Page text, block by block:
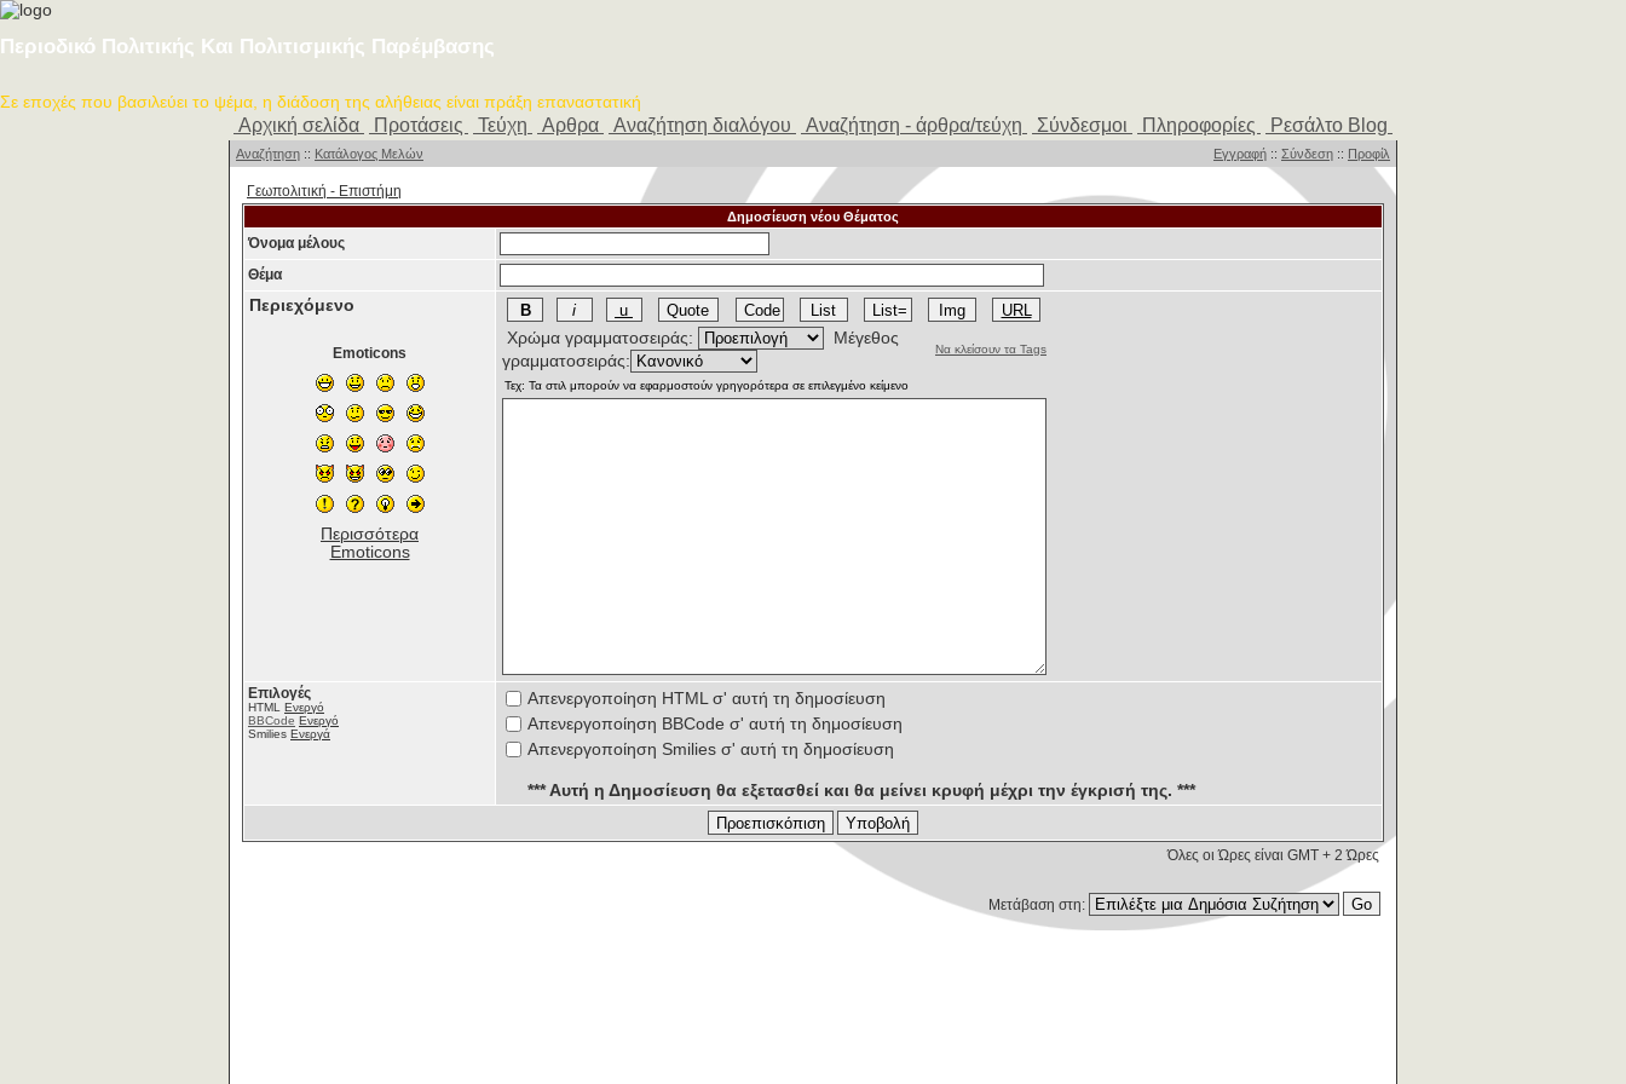
Περιοδικό Πολιτικής Και Πολιτισμικής Παρέμβασης
Σε εποχές που βασιλεύει το ψέμα, η διάδοση της αλήθειας είναι πράξη επαναστατική
Αρχική σελίδα Προτάσεις Τεύχη Αρθρα Αναζήτηση διαλόγου Αναζήτηση - άρθρα/τεύχη Σύνδεσμοι Πληροφορίες Ρεσάλτο Blog
Αναζήτηση :: Κατάλογος Μελών Εγγραφή :: Σύνδεση :: Προφίλ
Γεωπολιτική - Επιστήμη
Δημοσίευση νέου Θέματος
Όνομα μέλους
Θέμα
Περιεχόμενο
Emoticons
Περισσότερα
Emoticons
Χρώμα γραμματοσειράς:
Μέγεθος
γραμματοσειράς:
Να κλείσουν τα Tags
Επιλογές
HTML Ενεργό
BBCode Ενεργό
Smilies Ενεργά
Απενεργοποίηση HTML σ' αυτή τη δημοσίευση
Απενεργοποίηση BBCode σ' αυτή τη δημοσίευση
Απενεργοποίηση Smilies σ' αυτή τη δημοσίευση
*** Αυτή η Δημοσίευση θα εξετασθεί και θα μείνει κρυφή μέχρι την έγκρισή της. ***
Όλες οι Ώρες είναι GMT + 2 Ώρες
Μετάβαση στη: